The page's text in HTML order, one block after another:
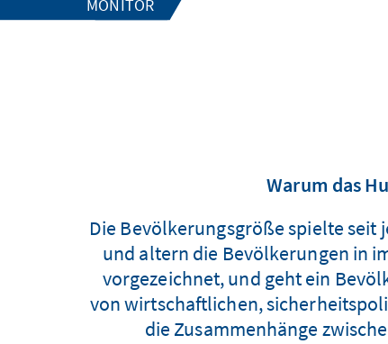
MONITOR
Warum das
Die Bevölkerungsgröße spielte seit
und altern die Bevölkerungen in
vorgezeichnet, und geht ein
von wirtschaftlichen,
die Zusammenhänge